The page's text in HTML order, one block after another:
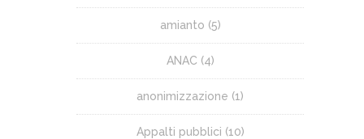
amianto (5)
ANAC (4)
anonimizzazione (1)
Appalti pubblici (10)